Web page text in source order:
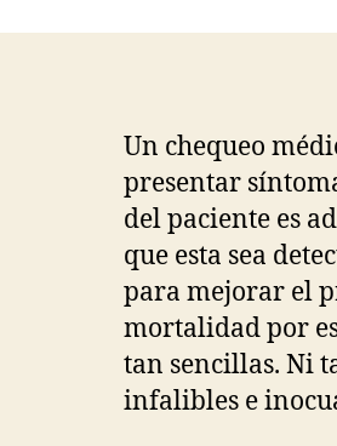
Un chequeo
presentar
del paciente es
que esta sea
para mejorar el
mortalidad por
tan sencillas. Ni
infalibles e